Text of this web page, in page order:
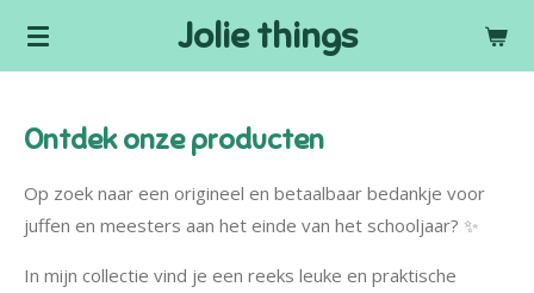
Ga
de
hoofdinhoud
Jolie things
Ontdek onze producten
Op zoek naar een origineel en betaalbaar bedankje voor
juffen en meesters aan het einde van het schooljaar? ✨
In mijn collectie vind je een reeks leuke en praktische